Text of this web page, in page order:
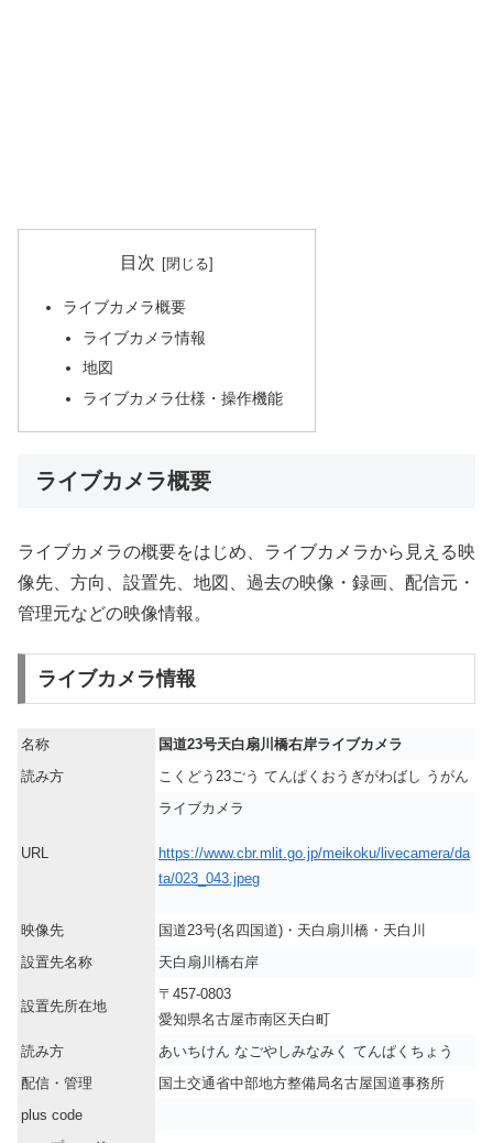
目次
ライブカメラ概要
ライブカメラ情報
地図
ライブカメラ仕様・操作機能
ライブカメラ概要
ライブカメラの概要をはじめ、ライブカメラから見える映
像先、方向、設置先、地図、過去の映像・録画、配信元・
管理元などの映像情報。
ライブカメラ情報
名称
国道23号天白扇川橋右岸ライブカメラ
読み方
こくどう23ごう てんぱくおうぎがわばし うがん
URL
ライブカメラ
https://www.cbr.mlit.go.jp/meikoku/livecamera/da
ta/023_043.jpeg
映像先
国道23号(名四国道)・天白扇川橋・天白川
設置先名称
天白扇川橋右岸
設置先所在地
〒457-0803
愛知県名古屋市南区天白町
読み方
あいちけん なごやしみなみく てんぱくちょう
配信・管理
国土交通省中部地方整備局名古屋国道事務所
plus code